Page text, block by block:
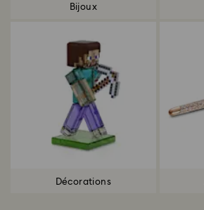
Bijoux
Décorations